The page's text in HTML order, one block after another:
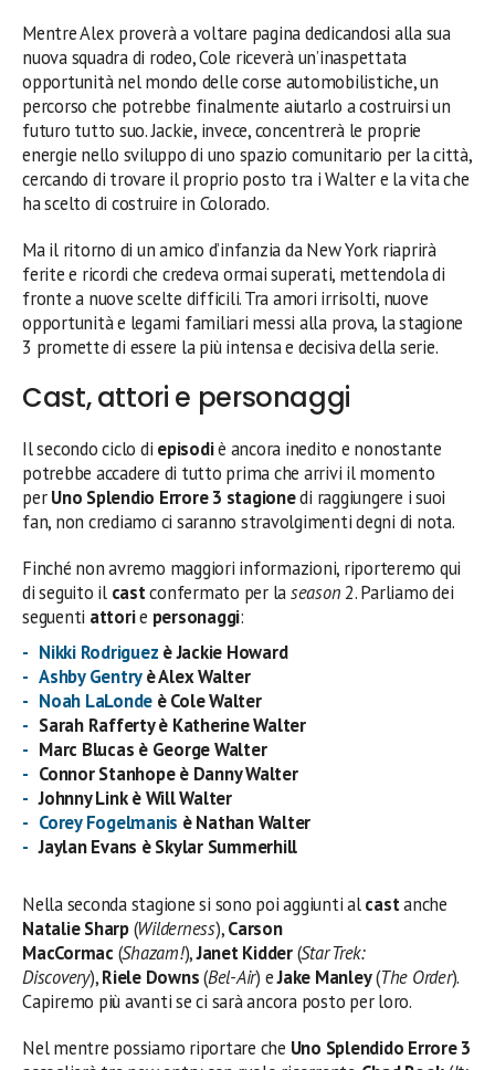
Mentre Alex proverà a voltare pagina dedicandosi alla sua
nuova squadra di rodeo, Cole riceverà un’inaspettata
opportunità nel mondo delle corse automobilistiche, un
percorso che potrebbe finalmente aiutarlo a costruirsi un
futuro tutto suo. Jackie, invece, concentrerà le proprie
energie nello sviluppo di uno spazio comunitario per la città,
cercando di trovare il proprio posto tra i Walter e la vita che
ha scelto di costruire in Colorado.
Ma il ritorno di un amico d’infanzia da New York riaprirà
ferite e ricordi che credeva ormai superati, mettendola di
fronte a nuove scelte difficili. Tra amori irrisolti, nuove
opportunità e legami familiari messi alla prova, la stagione
3 promette di essere la più intensa e decisiva della serie.
Cast, attori e personaggi
Il secondo ciclo di episodiè ancora inedito e nonostante
potrebbe accadere di tutto prima che arrivi il momento
perUno Splendio Errore 3 stagionedi raggiungere i suoi
fan, non crediamo ci saranno stravolgimenti degni di nota.
Finché non avremo maggiori informazioni, riporteremo qui
di seguito il castconfermato per laseason2. Parliamo dei
seguenti attorie personaggi:
Nikki Rodriguez è Jackie Howard
Ashby Gentryè Alex Walter
Noah LaLonde è Cole Walter
Sarah Rafferty è Katherine Walter
Marc Blucas è George Walter
Connor Stanhope è Danny Walter
Johnny Link è Will Walter
Corey Fogelmanis è Nathan Walter
Jaylan Evans è Skylar Summerhill
Nella seconda stagione si sono poi aggiunti alcastanche
Natalie Sharp(Wilderness),Carson
MacCormac (Shazam!),Janet Kidder(Star Trek:
Discovery),Riele Downs(Bel-Air) eJake Manley(The Order).
Capiremo più avanti se ci sarà ancora posto per loro.
Nel mentre possiamo riportare che Uno Splendido Errore 3